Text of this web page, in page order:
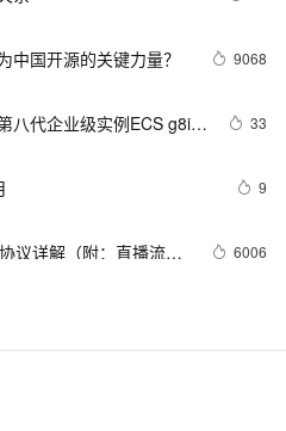
中国开源的关键力量？ 9068
八代企业级实例ECS g8i正
33
9
议详解（附：直播流地
6006
Triplet Attention：轻量有
现(CVE-2017-8291